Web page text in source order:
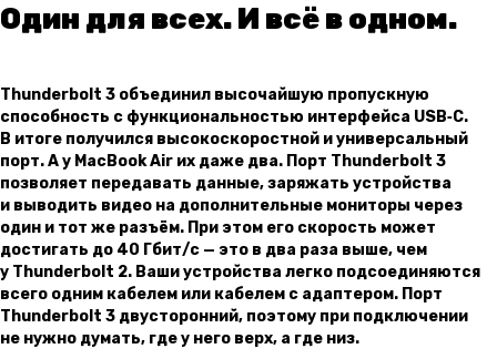
Один для всех. И всё в одном.
Thunderbolt 3 объединил высочайшую пропускную
способность с функциональ­ностью интерфейса USB‑C.
В итоге получился высокоскоростной и универсальный
порт. А у MacBook Air их даже два. Порт Thunderbolt 3
позволяет передавать данные, заряжать устройства
и выводить видео на дополнительные мониторы через
один и тот же разъём. При этом его скорость может
достигать до 40 Гбит/ с — это в два раза выше, чем
у Thunderbolt 2. Ваши устройства легко подсоединяются
всего одним кабелем или кабелем с адаптером. Порт
Thunderbolt 3 двусторонний, поэтому при подключении
не нужно думать, где у него верх, а где низ.